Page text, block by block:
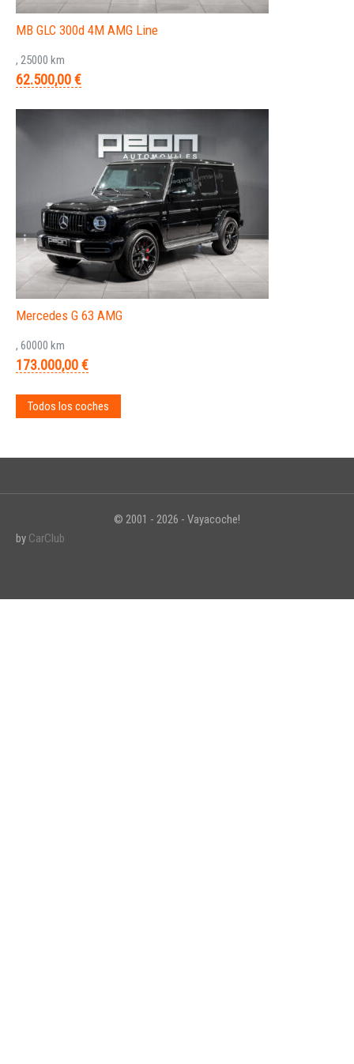
MB GLC 300d 4M AMG Line
, 25000 km
62.500,00 €
Mercedes G 63 AMG
, 60000 km
173.000,00 €
Todos los coches
© 2001 - 2026 - Vayacoche!
by CarClub